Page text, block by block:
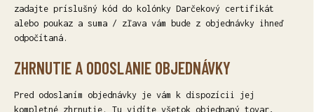
zadajte príslušný kód do kolónky Darčekový certifikát
alebo poukaz a suma / zľava vám bude z objednávky ihneď
odpočítaná.
ZHRNUTIE A ODOSLANIE OBJEDNÁVKY
Pred odoslaním objednávky je vám k dispozícii jej
kompletné zhrnutie. Tu vidíte všetok objednaný tovar,